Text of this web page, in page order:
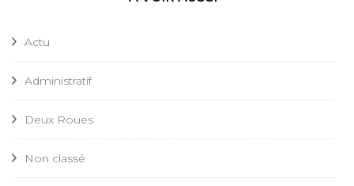
Actu
Administratif
Deux Roues
Non classé